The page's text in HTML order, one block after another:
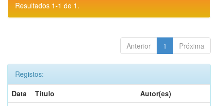
Resultados 1-1 de 1.
Anterior 1 Próxima
Registos:
Data
Título
Autor(es)